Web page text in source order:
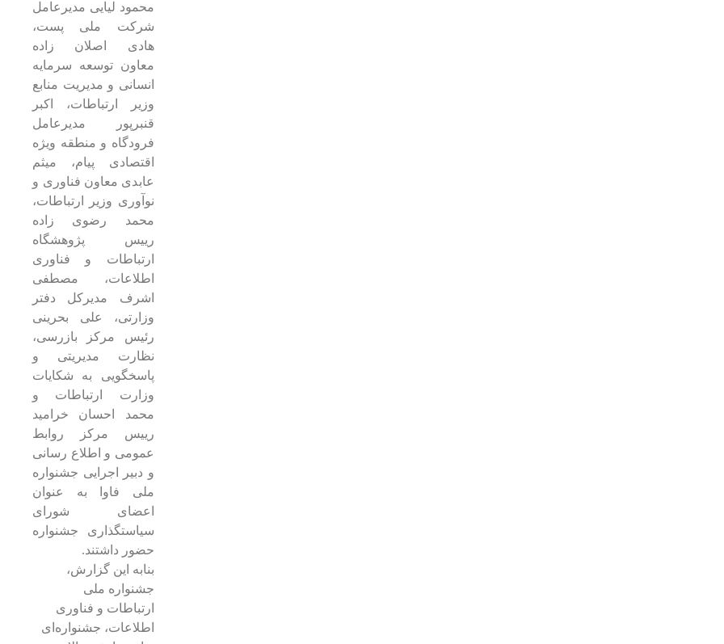
محمود لیایی مدیرعامل
شرکت ملی پست،
هادی اصلان زاده
معاون توسعه سرمایه
انسانی و مدیریت منابع
وزیر ارتباطات، اکبر
قنبرپور مدیرعامل
فرودگاه و منطقه ویژه
اقتصادی پیام، میثم
عابدی معاون فناوری و
نوآوری وزیر ارتباطات،
محمد رضوی زاده
رییس پژوهشگاه
ارتباطات و فناوری
اطلاعات، مصطفی
اشرف مدیرکل دفتر
وزارتی، علی بحرینی
رئیس مرکز بازرسی،
نظارت مدیریتی و
پاسخگویی به شکایات
وزارت ارتباطات و
محمد احسان خرامید
رییس مرکز روابط
عمومی و اطلاع رسانی
و دبیر اجرایی جشنواره
ملی فاوا به عنوان
اعضای شورای
سیاستگذاری جشنواره
حضور داشتند.
بنابه این گزارش،
جشنواره ملی
ارتباطات و فناوری
اطلاعات، جشنواره‌ای